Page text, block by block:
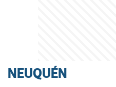
NEUQUÉN